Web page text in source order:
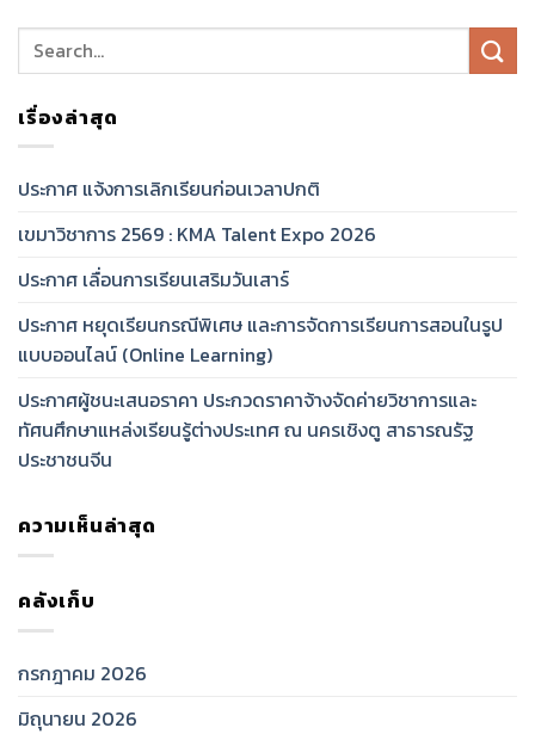
เรื่องล่าสุด
ประกาศ แจ้งการเลิกเรียนก่อนเวลาปกติ
เขมาวิชาการ 2569 : KMA Talent Expo 2026
ประกาศ เลื่อนการเรียนเสริมวันเสาร์
ประกาศ หยุดเรียนกรณีพิเศษ และการจัดการเรียนการสอนในรูป
แบบออนไลน์ (Online Learning)
ประกาศผู้ชนะเสนอราคา ประกวดราคาจ้างจัดค่ายวิชาการและ
ทัศนศึกษาแหล่งเรียนรู้ต่างประเทศ ณ นครเชิงตู สาธารณรัฐ
ประชาชนจีน
ความเห็นล่าสุด
คลังเก็บ
กรกฎาคม 2026
มิถุนายน 2026